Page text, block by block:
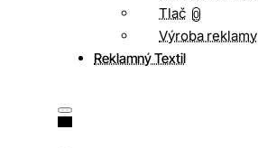
Tlač 0
Výroba reklamy
Reklamný Textil